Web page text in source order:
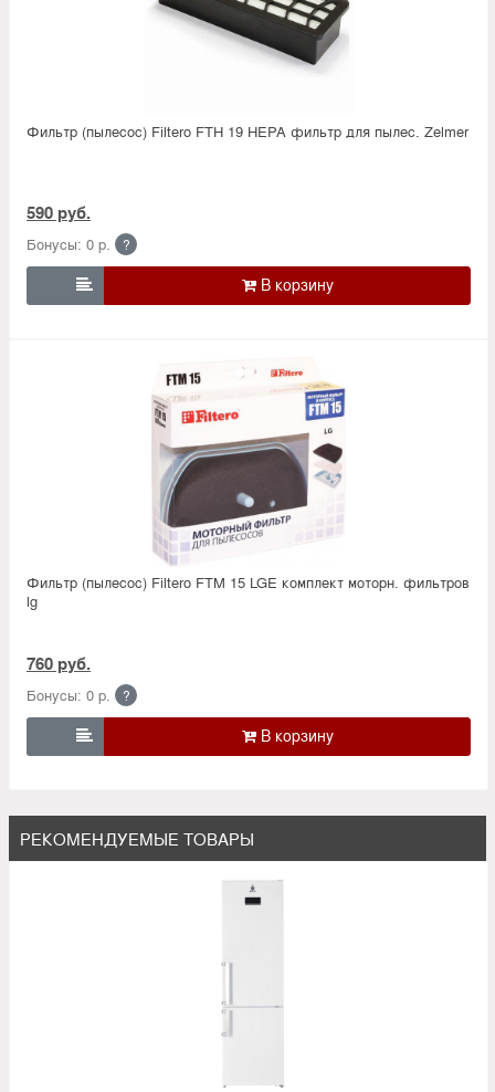
Фильтр (пылесос) Filtero FTH 19 HEPA фильтр для пылес. Zelmer
590 руб.
Бонусы: 0 р. ?

Фильтр (пылесос) Filtero FTM 15 LGE комплект моторн. фильтров
lg
760 руб.
Бонусы: 0 р. ?

РЕКОМЕНДУЕМЫЕ ТОВАРЫ